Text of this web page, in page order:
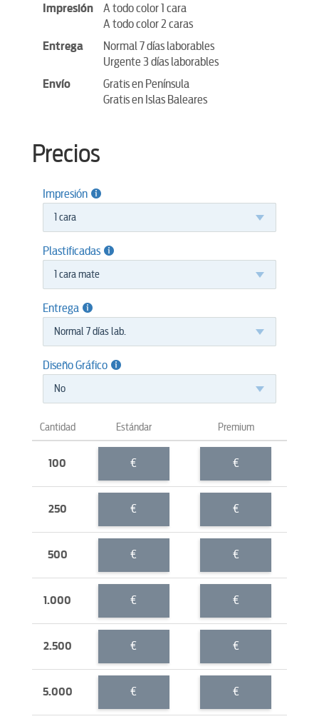
Impresión
A todo color 1 cara
A todo color 2 caras
Entrega
Normal 7 días laborables
Urgente 3 días laborables
Envío
Gratis en Península
Gratis en Islas Baleares
Precios
Impresión
1 cara
Plastificadas
1 cara mate
Entrega
Normal 7 días lab.
Diseño Gráfico
No
Cantidad Estándar Premium
100 € €
250 € €
500 € €
1.000 € €
2.500 € €
5.000 € €